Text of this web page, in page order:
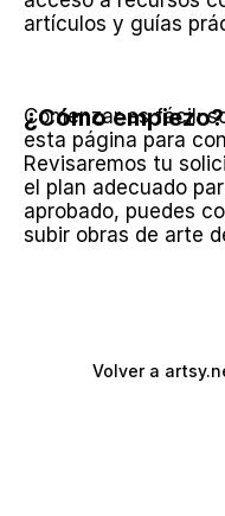
artículos y guías
¿Cómo empiezo?
Comenzar es fácil:
esta página para
Revisaremos tu
el plan adecuado
aprobado, puedes
subir obras de arte
Volver a